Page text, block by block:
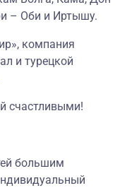
– Оби и Иртышу.
компания
и турецкой
счастливыми!
большим